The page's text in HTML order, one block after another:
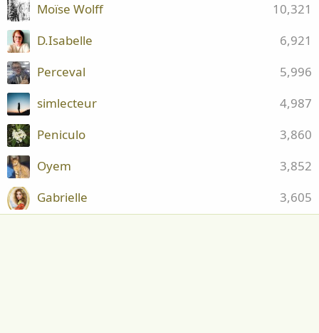
10,321
Moïse Wolff
6,921
D.Isabelle
5,996
Perceval
4,987
simlecteur
3,860
Peniculo
3,852
Oyem
3,605
Gabrielle